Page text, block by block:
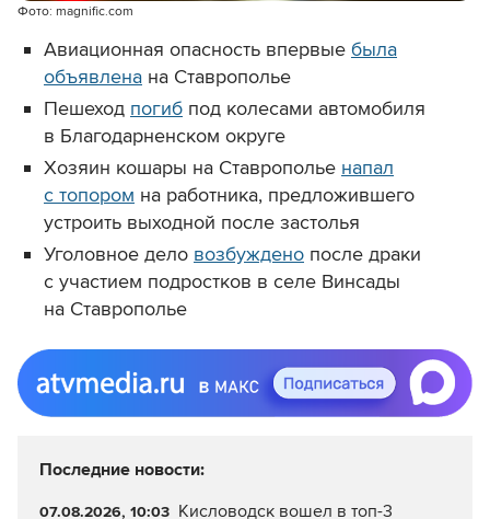
Фото: magnific.com
Авиационная опасность впервые была
объявлена на Ставрополье
Пешеход погиб под колесами автомобиля
в Благодарненском округе
Хозяин кошары на Ставрополье напал
с топором на работника, предложившего
устроить выходной после застолья
Уголовное дело возбуждено после драки
с участием подростков в селе Винсады
на Ставрополье
Последние новости:
07.08.2026, 10:03 Кисловодск вошел в топ-3